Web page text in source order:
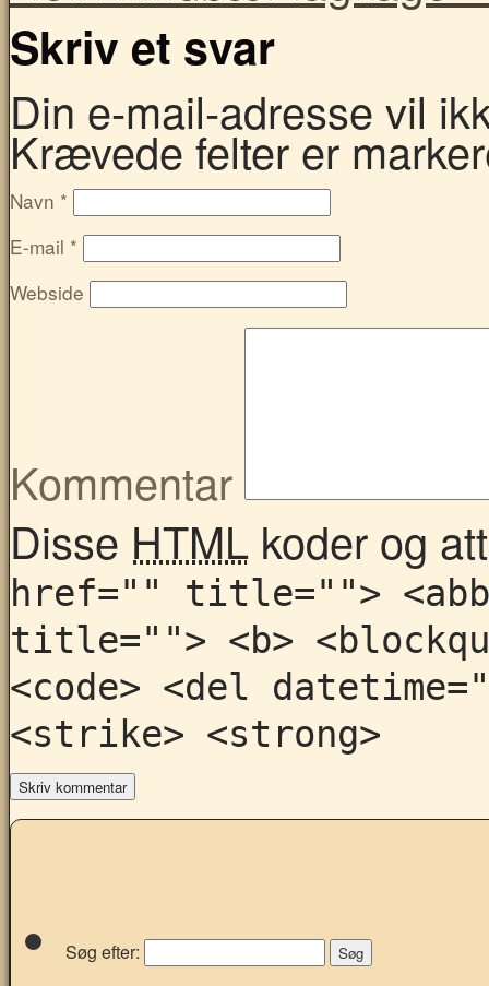
Skriv et svar
Din e-mail-adresse vil
Krævede felter er
Navn *
E-mail *
Webside
Kommentar
Disse HTML koder og
href="" title="">
title=""> <b>
<code> <del
<strike> <strong>
Søg efter: